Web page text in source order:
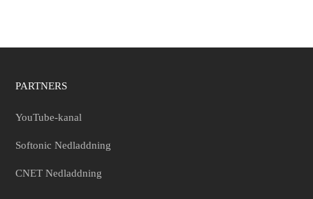
PARTNERS
YouTube-kanal
Softonic Nedladdning
CNET Nedladdning